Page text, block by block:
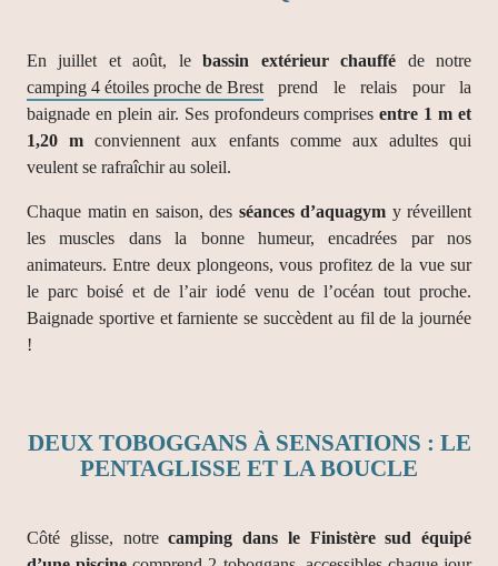
En juillet et août, lebassin extérieur chauffé de notre
camping 4 étoiles proche de Brest prend le relais pour la
baignade en plein air. Ses profondeurs comprisesentre 1 m et
1,20 m conviennent aux enfants comme aux adultes qui
veulent se rafraîchir au soleil.
Chaque matin en saison, des séances d’aquagym y réveillent
les muscles dans la bonne humeur, encadrées par nos
animateurs. Entre deux plongeons, vous profitez de la vue sur
le parc boisé et de l’air iodé venu de l’océan tout proche.
Baignade sportive et farniente se succèdent au fil de la journée
!
DEUX TOBOGGANS À SENSATIONS : LE
PENTAGLISSE ET LA BOUCLE
Côté glisse, notrecamping dans le Finistère sud équipé